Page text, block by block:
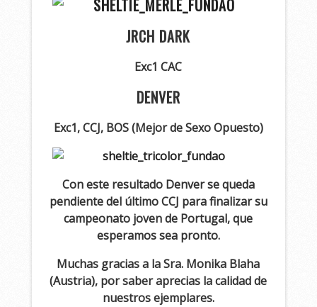
JRCH DARK
Exc1 CAC
DENVER
Exc1, CCJ, BOS (Mejor de Sexo Opuesto)
Con este resultado Denver se queda
pendiente del último CCJ para finalizar su
campeonato joven de Portugal, que
esperamos sea pronto.
Muchas gracias a la Sra. Monika Blaha
(Austria), por saber aprecias la calidad de
nuestros ejemplares.